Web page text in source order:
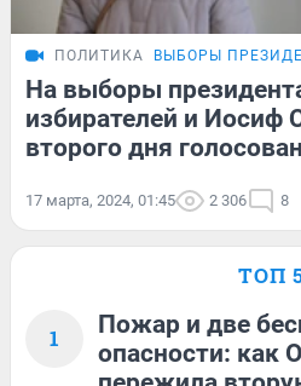
ПОЛИТИКА ВЫБОРЫ
На выборы
избирателей и Иосиф
второго дня
17 марта, 2024, 01:45 2 306 8
ТОП
1
Пожар и две
опасности: как